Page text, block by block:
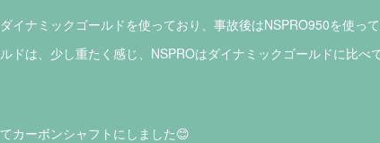
イナミックゴールドを使っており、事故後はNSPRO950を使って
ドは、少し重たく感じ、NSPROはダイナミックゴールドに比べ
カーボンシャフトにしました😊